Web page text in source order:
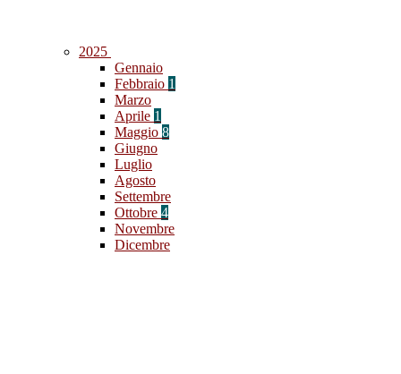
2025
Gennaio
Febbraio 1
Marzo
Aprile 1
Maggio 8
Giugno
Luglio
Agosto
Settembre
Ottobre 4
Novembre
Dicembre